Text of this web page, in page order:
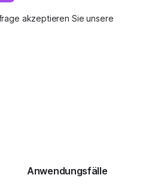
akzeptieren Sie unsere
Anwendungsfälle